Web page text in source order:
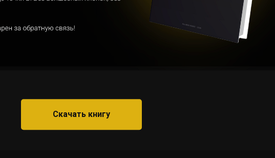
Собеседование с Михаилом
Кулагиным.
Скачать книгу